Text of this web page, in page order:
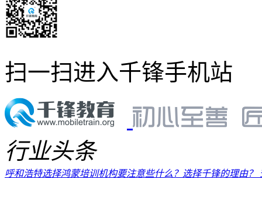
扫一扫进入千锋手机站
行业头条
呼和浩特选择鸿蒙培训机构要注意些什么？选择千锋的理由？